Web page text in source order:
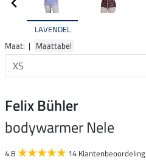
LAVENDEL
Maat: | Maattabel
Felix Bühler
bodywarmer Nele
4.8 14 Klantenbeoordeling